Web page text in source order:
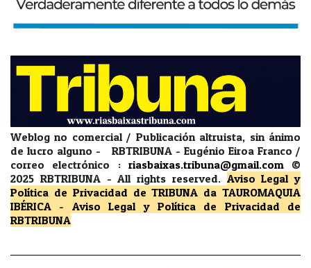
Weblog no comercial / Publicación altruista, sin ánimo
de lucro alguno - RBTRIBUNA - Eugénio Eiroa Franco /
correo electrónico : riasbaixas.tribuna@gmail.com
©
2025 RBTRIBUNA -All rights reserved. Aviso Legal y
Política de Privacidad de TRIBUNA da TAUROMAQUIA
IBÉRICA - Aviso Legal y Política de Privacidad
de
RBTRIBUNA